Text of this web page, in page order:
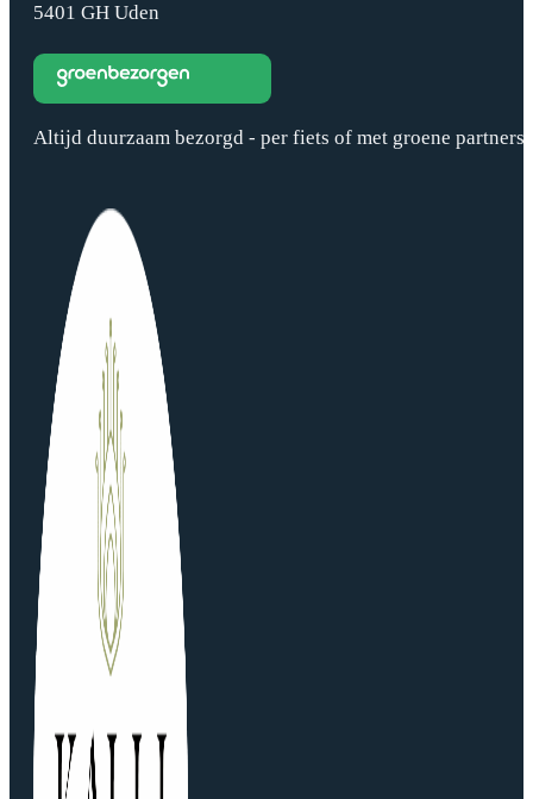
5401 GH Uden
Altijd duurzaam bezorgd - per fiets of met groene partners